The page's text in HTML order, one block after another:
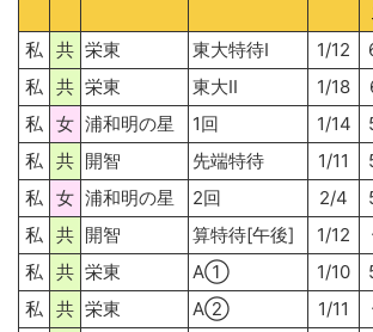
私 共 栄東 東大特待I 1/12
私 共 栄東 東大II 1/18
私 女 浦和明の星 1回 1/14
私 共 開智 先端特待 1/11
私 女 浦和明の星 2回 2/4
私 共 開智 算特待[午後] 1/12
私 共 栄東 A① 1/10
私 共 栄東 A② 1/11